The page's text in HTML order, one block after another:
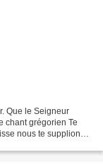
Que le Seigneur
chant grégorien Te
nous te supplions,